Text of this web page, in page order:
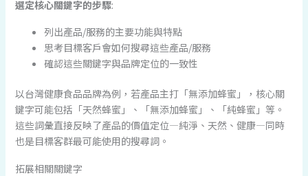
選定核心關鍵字的步驟:
列出產品/服務的主要功能與特點
思考目標客戶會如何搜尋這些產品/服務
確認這些關鍵字與品牌定位的一致性
以台灣健康食品品牌為例，若產品主打「無添加蜂蜜」，核心關
鍵字可能包括「天然蜂蜜」、「無添加蜂蜜」、「純蜂蜜」等。
這些詞彙直接反映了產品的價值定位—純淨、天然、健康—同時
也是目標客群最可能使用的搜尋詞。
拓展相關關鍵字